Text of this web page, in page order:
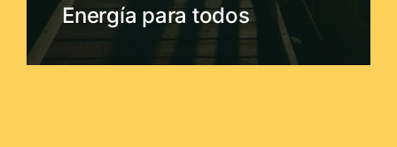
Energía para todos